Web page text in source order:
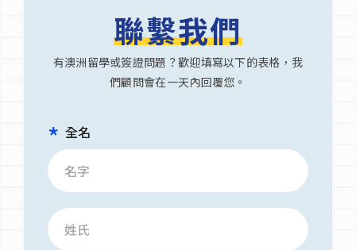
聯繫我們
有澳洲留學或簽證問題？歡迎填寫以下的表格，我
們顧問會在一天內回覆您。
全名